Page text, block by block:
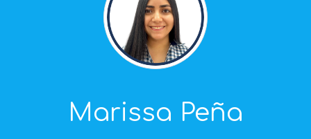
Marissa Peña